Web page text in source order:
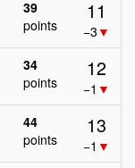
39
points
11
−3 ▼
34
points
12
−1 ▼
44
points
13
−1 ▼